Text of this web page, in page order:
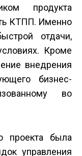
продукта
КТПП. Именно
отдачи,
Кроме
внедрения
бизнес-
во
проекта была
управления